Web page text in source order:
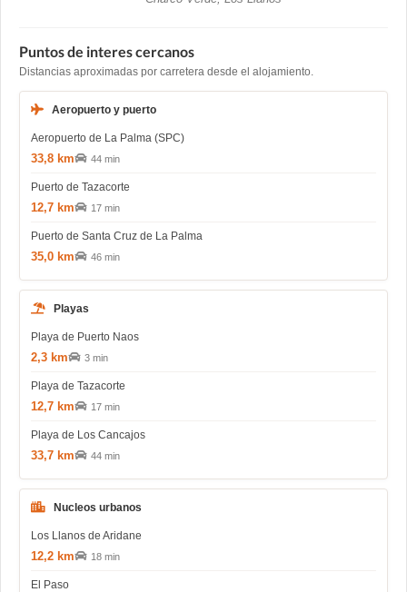
Puntos de interes cercanos
Distancias aproximadas por carretera desde el alojamiento.
Aeropuerto y puerto
Aeropuerto de La Palma (SPC)
33,8 km 44 min
Puerto de Tazacorte
12,7 km 17 min
Puerto de Santa Cruz de La Palma
35,0 km 46 min
Playas
Playa de Puerto Naos
2,3 km 3 min
Playa de Tazacorte
12,7 km 17 min
Playa de Los Cancajos
33,7 km 44 min
Nucleos urbanos
Los Llanos de Aridane
12,2 km 18 min
El Paso